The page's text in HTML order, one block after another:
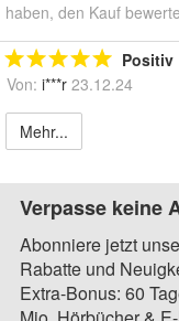
haben, den Kauf
Positiv
Von: i***r 23.12.24
Mehr...
Verpasse keine
Abonniere jetzt
Rabatte und
Extra-Bonus: 60